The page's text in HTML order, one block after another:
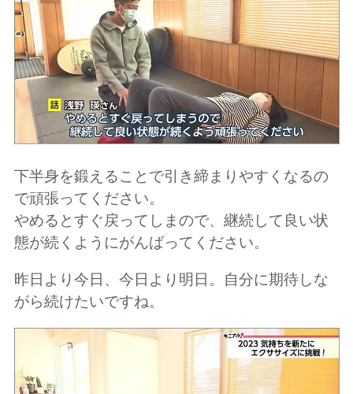
下半身を鍛えることで引き締まりやすくなるの
で頑張ってください。
やめるとすぐ戻ってしまので、継続して良い状
態が続くようにがんばってください。
昨日より今日、今日より明日。自分に期待しな
がら続けたいですね。